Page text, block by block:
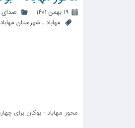
۱۹ بهمن ۱۴۰۱ صدای
مهاباد ، شهرستان مهاباد
محور مهاباد - بوکان برای